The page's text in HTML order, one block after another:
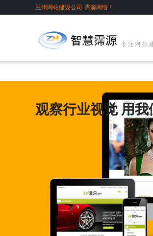
兰州网站建设公司-霈源网络！
观察行业视觉 用